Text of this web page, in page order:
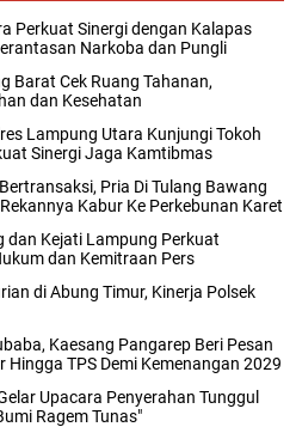
Perkuat Sinergi dengan Kalapas
Narkoba dan Pungli
Barat Cek Ruang Tahanan,
dan Kesehatan
Lampung Utara Kunjungi Tokoh
Sinergi Jaga Kamtibmas
Pria Di Tulang Bawang
Kabur Ke Perkebunan Karet
dan Kejati Lampung Perkuat
dan Kemitraan Pers
di Abung Timur, Kinerja Polsek
Kaesang Pangarep Beri Pesan
Hingga TPS Demi Kemenangan 2029
Upacara Penyerahan Tunggul
Ragem Tunas"